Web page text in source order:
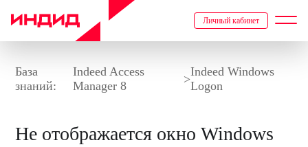
Личный кабинет
База
знаний:
Indeed Access
Manager 8
>
Indeed Windows
Logon
Не отображается окно Windows